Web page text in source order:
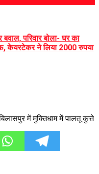
परिवार बोला- घर का
केयरटेकर ने लिया 2000 रुपया
में मुक्तिधाम में पालतू कुत्ते